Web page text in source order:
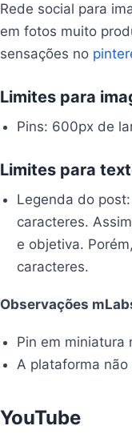
Rede social para
em fotos muito
sensações no
Limites para
Pins: 600px de
Limites para
Legenda do
caracteres.
e objetiva.
caracteres.
Observações
Pin em miniatura
A plataforma
YouTube